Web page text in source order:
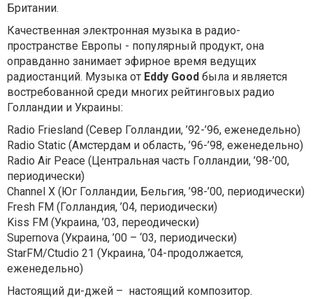
Британии.
Качественная электронная музыка в радио-
пространстве Европы - популярный продукт, она
оправданно занимaет эфирное время ведущих
радиостанций. Музыка от Eddy Good была и является
востребованной среди многих рейтинговых радио
Голландии и Украины:
Radio Friesland (Север Голландии, ’92-’96, еженедельно)
Radio Static (Амстердам и область, ’96-’98, еженедельно)
Radio Air Peace (Центральная часть Голландии, ’98-’00,
периодически)
Channel X (Юг Голландии, Бельгия, ’98-’00, периодически)
Fresh FM (Голландия, ’04, периодически)
Kiss FM (Украина, ’03, переодически)
Supernova (Украина, ’00 – ‘03, периодически)
StarFM/Ctudio 21 (Украина, ’04-продолжается,
еженедельно)
Настоящий ди-джей – настоящий композитор.